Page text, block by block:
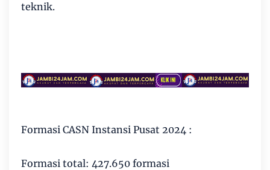
teknik.
Formasi CASN Instansi Pusat 2024 :
Formasi total: 427.650 formasi